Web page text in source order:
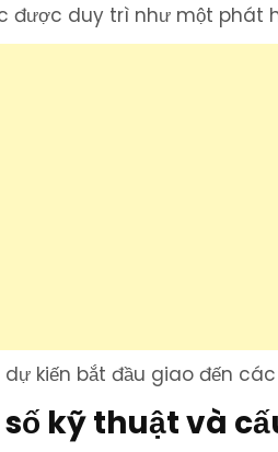
được duy trì như một phát
dự kiến bắt đầu giao đến
kỹ thuật và